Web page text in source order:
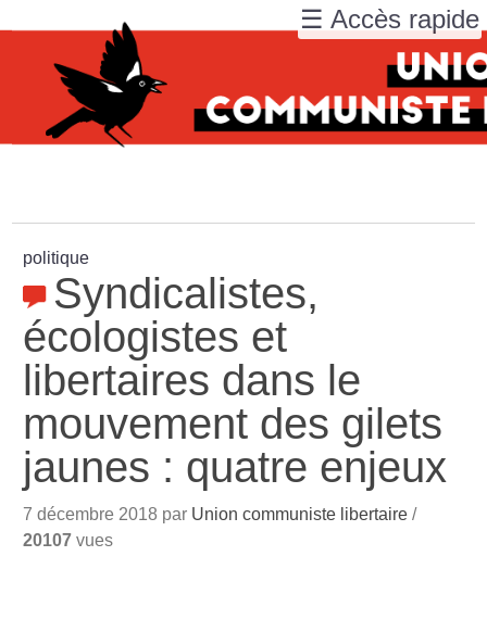
politique
Syndicalistes,
écologistes et
libertaires dans le
mouvement des gilets
jaunes : quatre enjeux
7 décembre 2018 par Union communiste libertaire /
20107 vues
☰ Accès rapide